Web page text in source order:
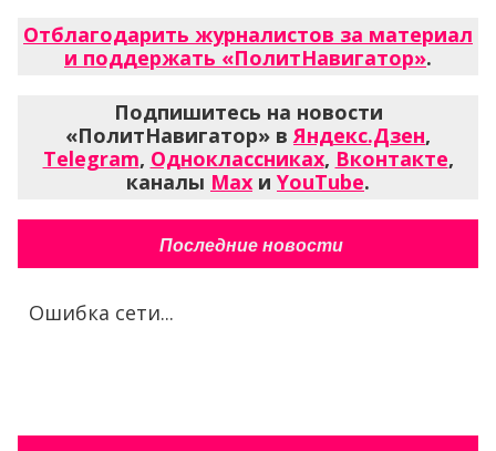
Отблагодарить журналистов за материал
и поддержать «ПолитНавигатор».
Подпишитесь на новости
«ПолитНавигатор» вЯндекс.Дзен,
Telegram, Одноклассниках, Вконтакте,
каналы Max и YouTube.
Последние новости
Ошибка сети...